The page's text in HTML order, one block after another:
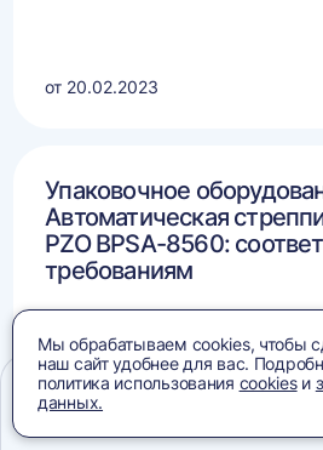
от 20.02.2023
Упаковочное
Автоматическая
PZO BPSA-8560:
требованиям
ПРИМЕНИТЬ
ЗАКРЫТЬ
ЗАКРЫТЬ
ЗАКРЫТЬ
Мы обрабатываем cookies, чтобы
наш сайт удобнее для вас.
политика использования cookiesи
данных.